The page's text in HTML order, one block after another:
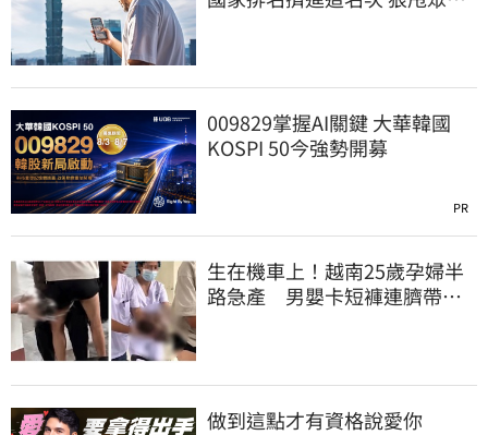
009829掌握AI關鍵 大華韓國
KOSPI 50今強勢開募
PR
生在機車上！越南25歲孕婦半
路急產 男嬰卡短褲連臍帶奔
做到這點才有資格說愛你